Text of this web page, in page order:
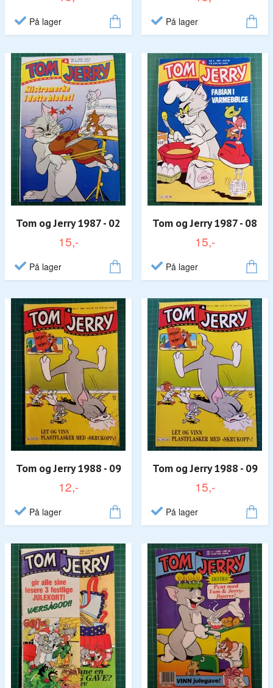
På lager På lager
Tom og Jerry 1987 - 02
15,-
På lager
Tom og Jerry 1987 - 08
15,-
På lager
Tom og Jerry 1988 - 09
12,-
På lager
Tom og Jerry 1988 - 09
15,-
På lager